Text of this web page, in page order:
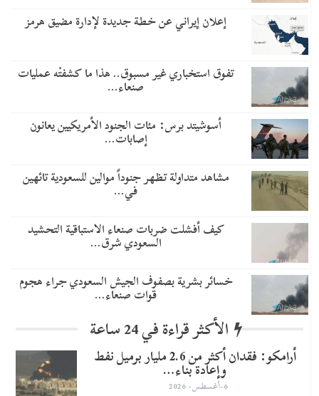
إعلان إيراني عن خطة جديدة لإدارة مضيق هرمز
تفوق استخباري غير مسبوق.. هذا ما كشفتْه عمليات
صنعاء…
أسوشيتد برس: مئات الجنود الأمريكيين يعانون
إصابات…
مشاهد متداولة تظهر جنوداً موالين للسعودية تائهين
في…
​كيف أفشلت ضربات صنعاء الاستباقية التحشيد
السعودي شرق…
خسائر بشرية بصفوف الجيش السعودي جراء هجوم
قوات صنعاء…
الأكثر قراءة في 24 ساعة
أرامكو: فقدان أكثر من 2.6 مليار برميل نفط
وإعادة بناء…
6-أغسطس- 2026